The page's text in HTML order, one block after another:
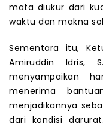
mata diukur dari
waktu dan makna
Sementara itu,
Amiruddin Idris,
menyampaikan
menerima
menjadikannya
dari kondisi